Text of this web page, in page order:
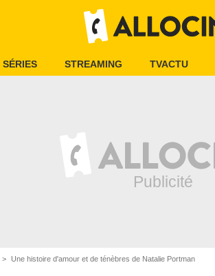
SÉRIES STREAMING TVACTU
Une histoire d'amour et de ténèbres de Natalie Portman